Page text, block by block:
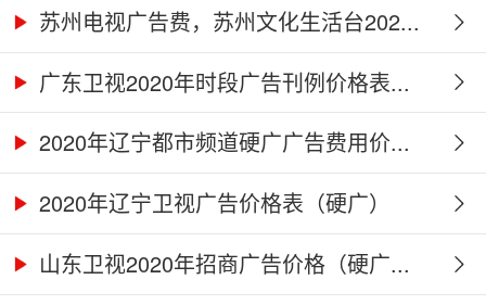
2...苏州电视广告费，苏州文化生活台202...
广东卫视2020年时段广告刊例价格表...
2020年辽宁都市频道硬广广告费用价...
2020年辽宁卫视广告价格表（硬广）
山东卫视2020年招商广告价格（硬广...